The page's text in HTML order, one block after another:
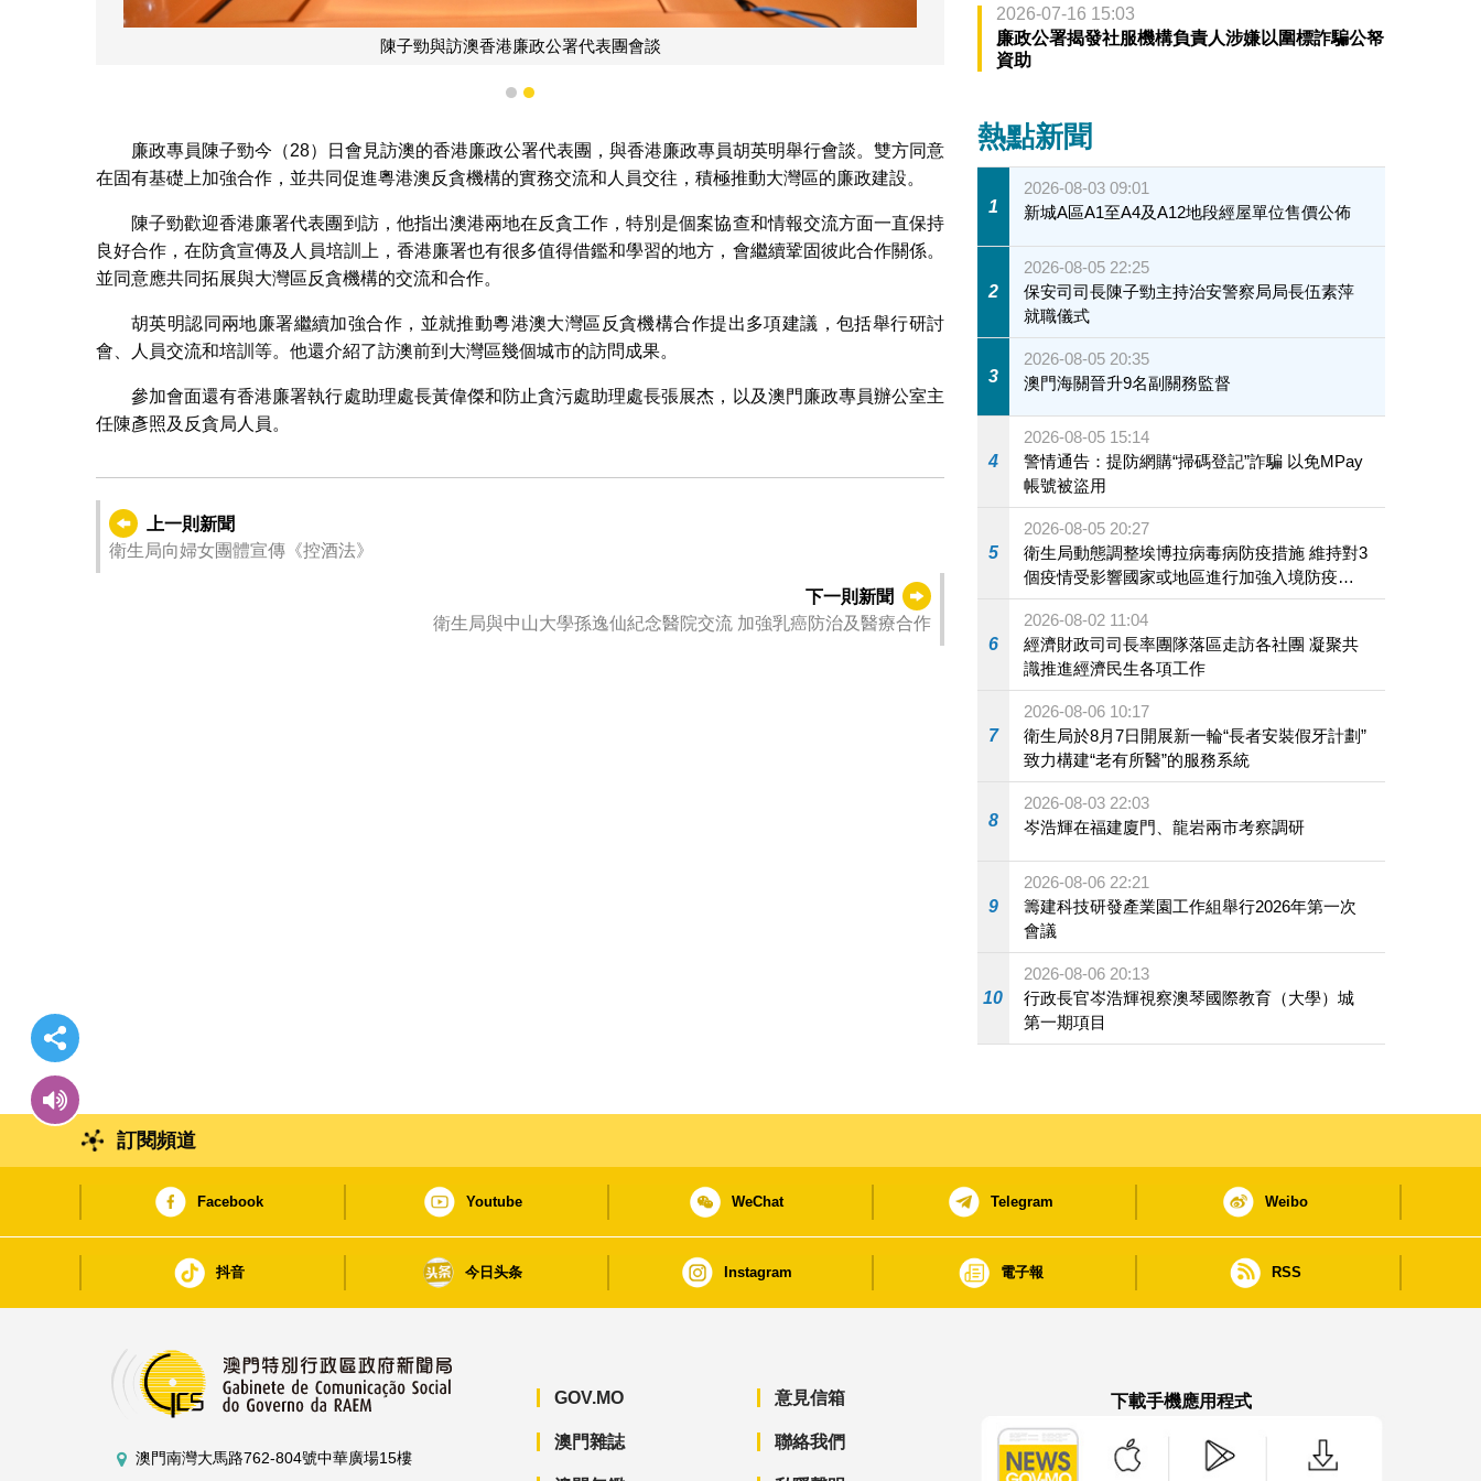
廉政專員陳子勁會見訪澳香港廉政專員胡英明
1 2
廉政專員陳子勁今（28）日會見訪澳的香港廉政公署代表團，與香港廉政專員胡英明舉行會談。雙方同意
在固有基礎上加強合作，並共同促進粵港澳反貪機構的實務交流和人員交往，積極推動大灣區的廉政建設。
陳子勁歡迎香港廉署代表團到訪，他指出澳港兩地在反貪工作，特別是個案協查和情報交流方面一直保持
良好合作，在防貪宣傳及人員培訓上，香港廉署也有很多值得借鑑和學習的地方，會繼續鞏固彼此合作關係。
並同意應共同拓展與大灣區反貪機構的交流和合作。
胡英明認同兩地廉署繼續加強合作，並就推動粵港澳大灣區反貪機構合作提出多項建議，包括舉行研討
會、人員交流和培訓等。他還介紹了訪澳前到大灣區幾個城市的訪問成果。
參加會面還有香港廉署執行處助理處長黃偉傑和防止貪污處助理處長張展杰，以及澳門廉政專員辦公室主
任陳彥照及反貪局人員。
上一則新聞
衛生局向婦女團體宣傳《控酒法》
下一則新聞
衛生局與中山大學孫逸仙紀念醫院交流 加強乳癌防治及醫療合作
2026-07-16 15:03
廉政公署揭發社服機構負責人涉嫌以圍標詐騙公帑
資助
熱點新聞
1
2026-08-03 09:01
新城A區A1至A4及A12地段經屋單位售價公佈
2
2026-08-05 22:25
保安司司長陳子勁主持治安警察局局長伍素萍
就職儀式
3
2026-08-05 20:35
澳門海關晉升9名副關務監督
4
2026-08-05 15:14
警情通告：提防網購“掃碼登記”詐騙 以免MPay
帳號被盜用
5
2026-08-05 20:27
衛生局動態調整埃博拉病毒病防疫措施 維持對3
個疫情受影響國家或地區進行加強入境防疫措
施
6
2026-08-02 11:04
經濟財政司司長率團隊落區走訪各社團 凝聚共
識推進經濟民生各項工作
7
2026-08-06 10:17
衛生局於8月7日開展新一輪“長者安裝假牙計劃”
致力構建“老有所醫”的服務系統
8
2026-08-03 22:03
岑浩輝在福建廈門、龍岩兩市考察調研
9
2026-08-06 22:21
籌建科技研發產業園工作組舉行2026年第一次
會議
10
2026-08-06 20:13
行政長官岑浩輝視察澳琴國際教育（大學）城
第一期項目
訂閱頻道
Facebook Youtube WeChat Telegram Weibo
抖音 今日头条 Instagram 電子報 RSS
澳門南灣大馬路762-804號中華廣場15樓
GOV.MO
澳門雜誌
意見信箱
聯絡我們
下載手機應用程式